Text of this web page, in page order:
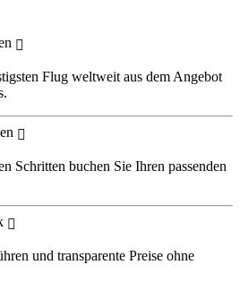
Flug weltweit aus dem Angebot
Schritten buchen Sie Ihren passenden
und transparente Preise ohne